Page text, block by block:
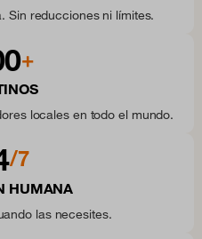
Sin reducciones ni límites.
+
locales en todo el mundo.
/7
HUMANA
las necesites.